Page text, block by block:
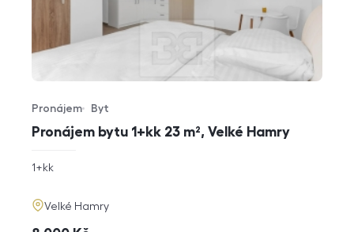
Pronájem bytu 1+kk 23 m², Velké Hamry
Typ nabídky
Pronájem
Typ nemovitosti
Byt
rozměry
1+kk
adresa
Velké Hamry